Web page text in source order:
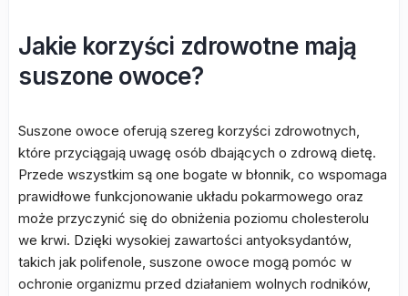
Jakie korzyści zdrowotne mają
suszone owoce?
Suszone owoce oferują szereg korzyści zdrowotnych,
które przyciągają uwagę osób dbających o zdrową dietę.
Przede wszystkim są one bogate w błonnik, co wspomaga
prawidłowe funkcjonowanie układu pokarmowego oraz
może przyczynić się do obniżenia poziomu cholesterolu
we krwi. Dzięki wysokiej zawartości antyoksydantów,
takich jak polifenole, suszone owoce mogą pomóc w
ochronie organizmu przed działaniem wolnych rodników,